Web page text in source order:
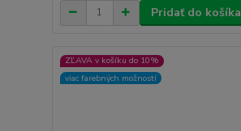
Pridať do košíka
ZĽAVA v košíku do 10%
viac farebných možností